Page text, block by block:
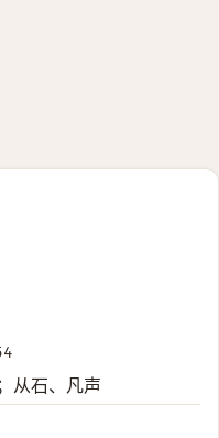
从石、凡声